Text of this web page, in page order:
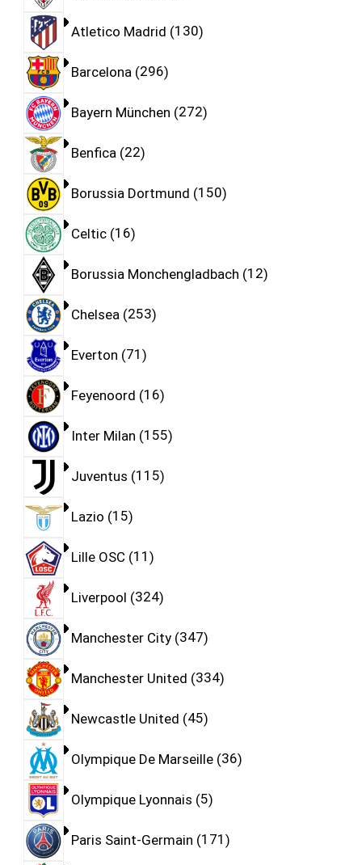
Atletico Madrid 130
Barcelona 296
Bayern München 272
Benfica 22
Borussia Dortmund 150
Celtic 16
Borussia Monchengladbach 12
Chelsea 253
Everton 71
Feyenoord 16
Inter Milan 155
Juventus 115
Lazio 15
Lille OSC 11
Liverpool 324
Manchester City 347
Manchester United 334
Newcastle United 45
Olympique De Marseille 36
Olympique Lyonnais 5
Paris Saint-Germain 171